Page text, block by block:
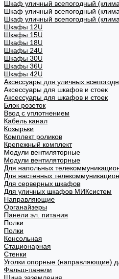
Шкаф уличный всепогодный
Шкаф уличный всепогодный
Шкаф уличный всепогодный
Шкафы 12U
Шкафы 15U
Шкафы 18U
Шкафы 24U
Шкафы 30U
Шкафы 36U
Шкафы 42U
Аксессуары для уличных
Аксессуары для шкафов и стоек
Аксессуары для шкафов и стоек
Блок розеток
Ввод с уплотнением
Кабель канал
Козырьки
Комплект роликов
Крепежный комплект
Модули вентиляторные
Модули вентиляторные
Для напольных
Для настенных
Для серверных шкафов
Для уличных шкафов МИКсистем
Направляющие
Органайзеры
Панели эл. питания
Полки
Полки
Консольная
Стационарная
Стенки
Уголки опорные (направляющие)
Фальш-панели